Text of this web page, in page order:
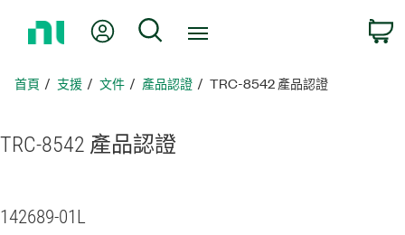
頁
我的帳號 搜尋
首頁 支援 文件 產品認證 TRC-8542 產品認證
TRC-8542 產品認證
142689-01L